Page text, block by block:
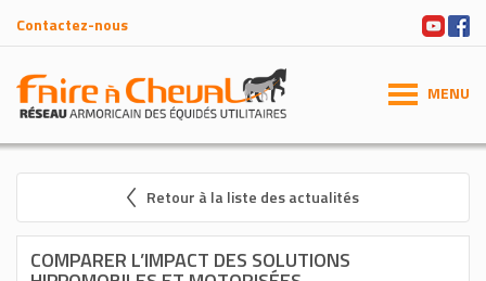
Contactez-nous
MENU
Retour à la liste des actualités
COMPARER L’IMPACT DES SOLUTIONS